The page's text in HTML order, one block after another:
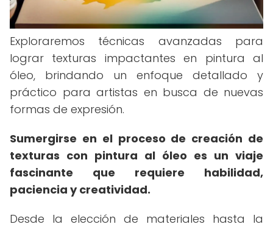
Exploraremos técnicas avanzadas para
lograr texturas impactantes en pintura al
óleo, brindando un enfoque detallado y
práctico para artistas en busca de nuevas
formas de expresión.
Sumergirse en el proceso de creación de
texturas con pintura al óleo es un viaje
fascinante que requiere habilidad,
paciencia y creatividad.
Desde la elección de materiales hasta la